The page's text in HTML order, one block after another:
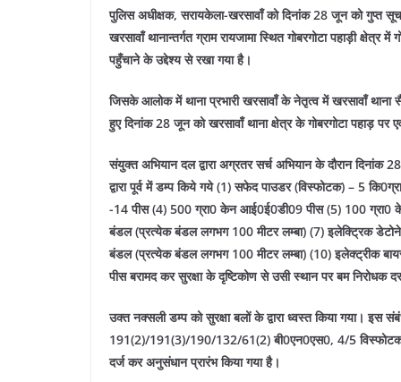
पुलिस अधीक्षक, सरायकेला-खरसावाँ को दिनांक 28 जून को गुप्त
खरसावाँ थानान्तर्गत ग्राम रायजामा स्थित गोबरगोटा पहाड़ी
पहुँचाने के उद्देश्य से रखा गया है।
जिसके आलोक में थाना प्रभारी खरसावाँ के नेतृत्व में खरसावाँ
हुए दिनांक 28 जून को खरसावाँ थाना क्षेत्र के गोबरगोटा पहाड़
संयुक्त अभियान दल द्वारा अग्रतर सर्च अभियान के दौरान दिनांक
द्वारा पूर्व में डम्प किये गये (1) सफेद पाउडर (विस्फोटक) – 5
-14 पीस (4) 500 ग्रा0 केन आई0ई0डी09 पीस (5) 100
बंडल (प्रत्येक बंडल लगभग 100 मीटर लम्बा) (7) इलेक्ट्रिक
बंडल (प्रत्येक बंडल लगभग 100 मीटर लम्बा) (10) इलेक्ट्रीक
पीस बरामद कर सुरक्षा के दृष्टिकोण से उसी स्थान पर बम निरोधक
उक्त नक्सली डम्प को सुरक्षा बलों के द्वारा ध्वस्त किया गया।
191(2)/191(3)/190/132/61(2) बी0एन0एस0, 4/5
दर्ज कर अनुसंधान प्रारंभ किया गया है।